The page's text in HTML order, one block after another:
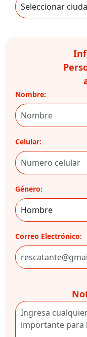
Nombre:
Celular:
Género:
Correo Electrónico: